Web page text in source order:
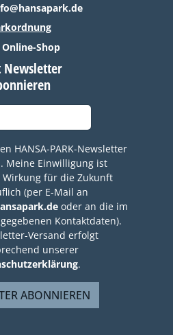
Online-Shop
Newsletter
HANSA-PARK-Newsletter
Meine Einwilligung ist
für die Zukunft
(per E-Mail an
oder an die im
Kontaktdaten).
Versand erfolgt
unserer
.
ABONNIEREN